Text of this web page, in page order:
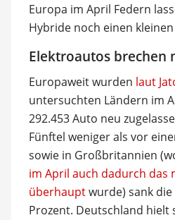
Europa im April Federn
Hybride noch einen
Elektroautos brechen
Europaweit wurden laut
untersuchten Ländern im
292.453 Auto neu
Fünftel weniger als vor
sowie in Großbritannien
im April auch dadurch das
überhauptwurde) sank die
Prozent. Deutschland hielt